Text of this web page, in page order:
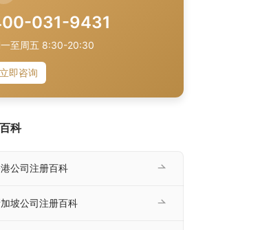
031-9431
一至周五 8:30-20:30
立即咨询
科
公司注册百科
坡公司注册百科